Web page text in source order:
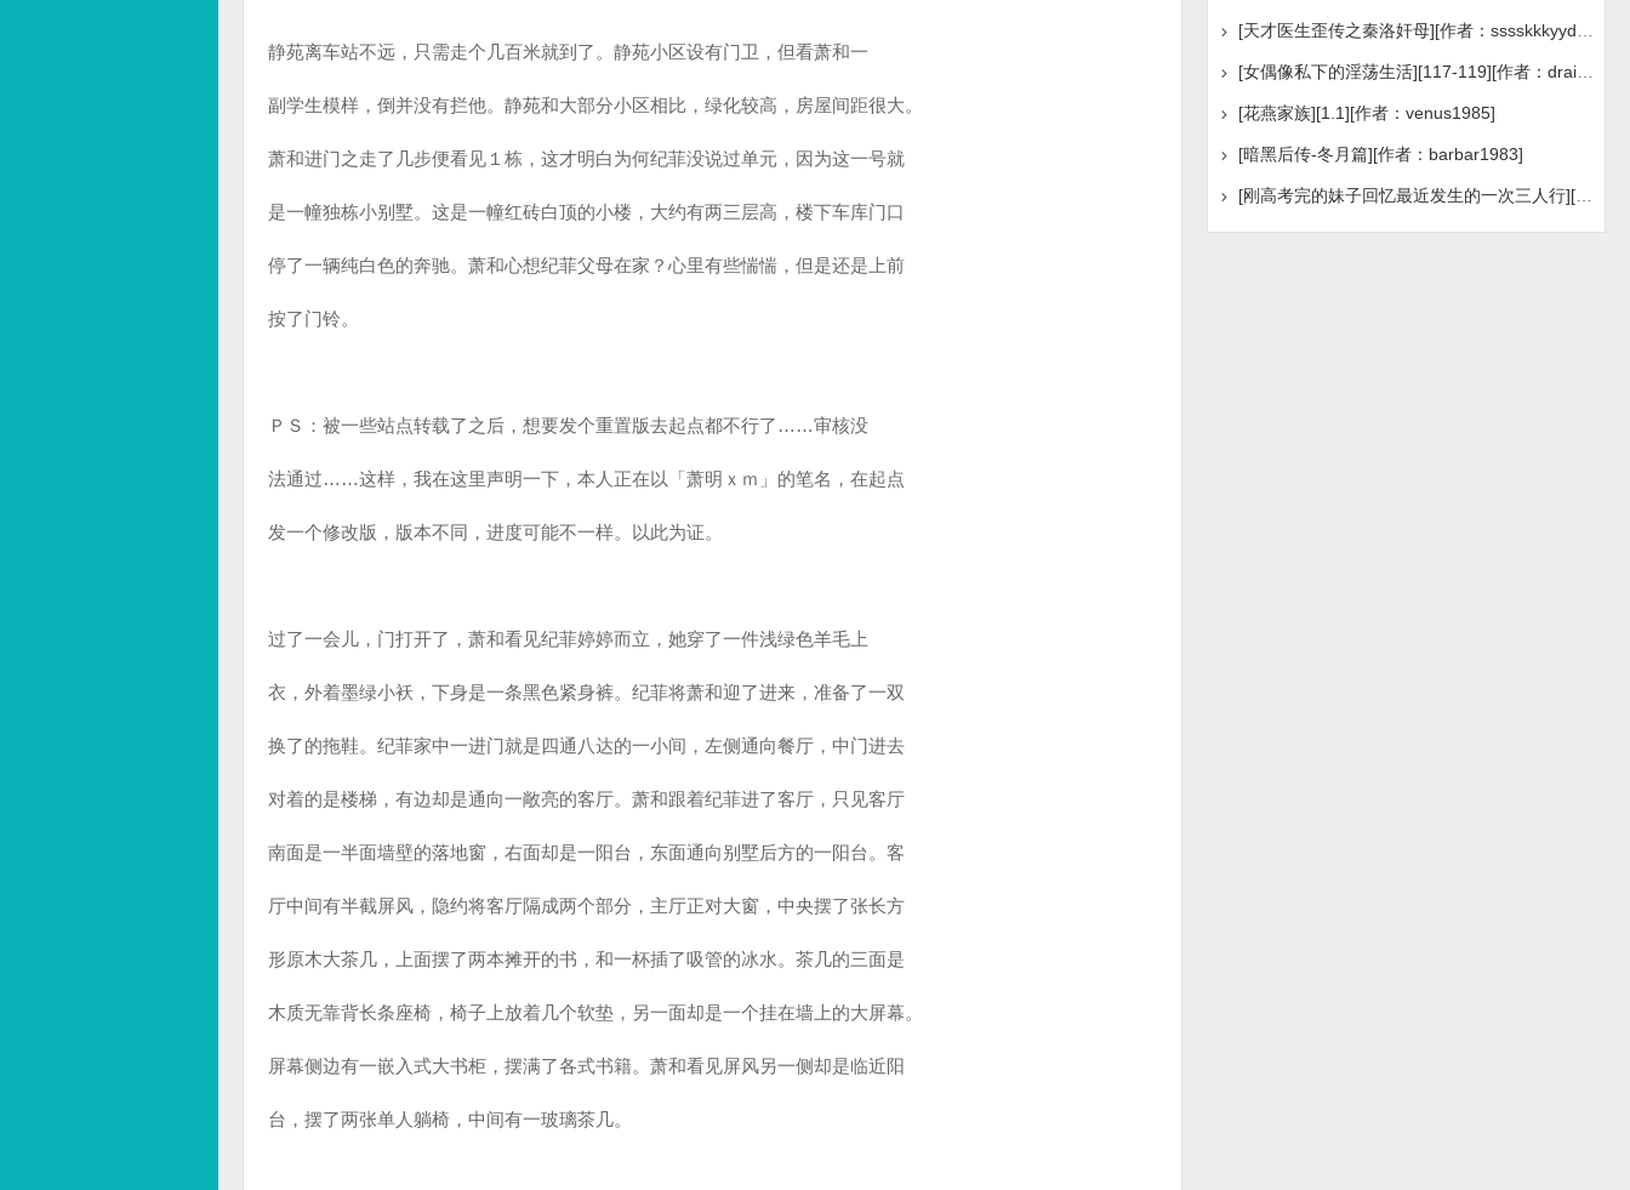
静苑离车站不远，只需走个几百米就到了。静苑小区设有门卫，但看萧和一
副学生模样，倒并没有拦他。静苑和大部分小区相比，绿化较高，房屋间距很大。
萧和进门之走了几步便看见１栋，这才明白为何纪菲没说过单元，因为这一号就
是一幢独栋小别墅。这是一幢红砖白顶的小楼，大约有两三层高，楼下车库门口
停了一辆纯白色的奔驰。萧和心想纪菲父母在家？心里有些惴惴，但是还是上前
按了门铃。
ＰＳ：被一些站点转载了之后，想要发个重置版去起点都不行了……审核没
法通过……这样，我在这里声明一下，本人正在以「萧明ｘｍ」的笔名，在起点
发一个修改版，版本不同，进度可能不一样。以此为证。
过了一会儿，门打开了，萧和看见纪菲婷婷而立，她穿了一件浅绿色羊毛上
衣，外着墨绿小袄，下身是一条黑色紧身裤。纪菲将萧和迎了进来，准备了一双
换了的拖鞋。纪菲家中一进门就是四通八达的一小间，左侧通向餐厅，中门进去
对着的是楼梯，有边却是通向一敞亮的客厅。萧和跟着纪菲进了客厅，只见客厅
南面是一半面墙壁的落地窗，右面却是一阳台，东面通向别墅后方的一阳台。客
厅中间有半截屏风，隐约将客厅隔成两个部分，主厅正对大窗，中央摆了张长方
形原木大茶几，上面摆了两本摊开的书，和一杯插了吸管的冰水。茶几的三面是
木质无靠背长条座椅，椅子上放着几个软垫，另一面却是一个挂在墙上的大屏幕。
屏幕侧边有一嵌入式大书柜，摆满了各式书籍。萧和看见屏风另一侧却是临近阳
台，摆了两张单人躺椅，中间有一玻璃茶几。
[女偶像私下的淫荡生活][117-119][作者：draingslee]
[花燕家族][1.1][作者：venus1985]
[暗黑后传-冬月篇][作者：barbar1983]
[刚高考完的妹子回忆最近发生的一次三人行][作者：不详]